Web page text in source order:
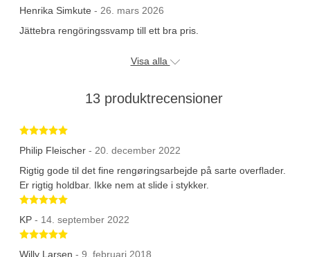
Henrika Simkute - 26. mars 2026
Jättebra rengöringssvamp till ett bra pris.
Visa alla
13 produktrecensioner
Betygsatt 5 av 5 stjärnor
Philip Fleischer - 20. december 2022
Rigtig gode til det fine rengøringsarbejde på sarte overflader.
Er rigtig holdbar. Ikke nem at slide i stykker.
Betygsatt 5 av 5 stjärnor
KP - 14. september 2022
Betygsatt 5 av 5 stjärnor
Willy Larsen - 9. februari 2018